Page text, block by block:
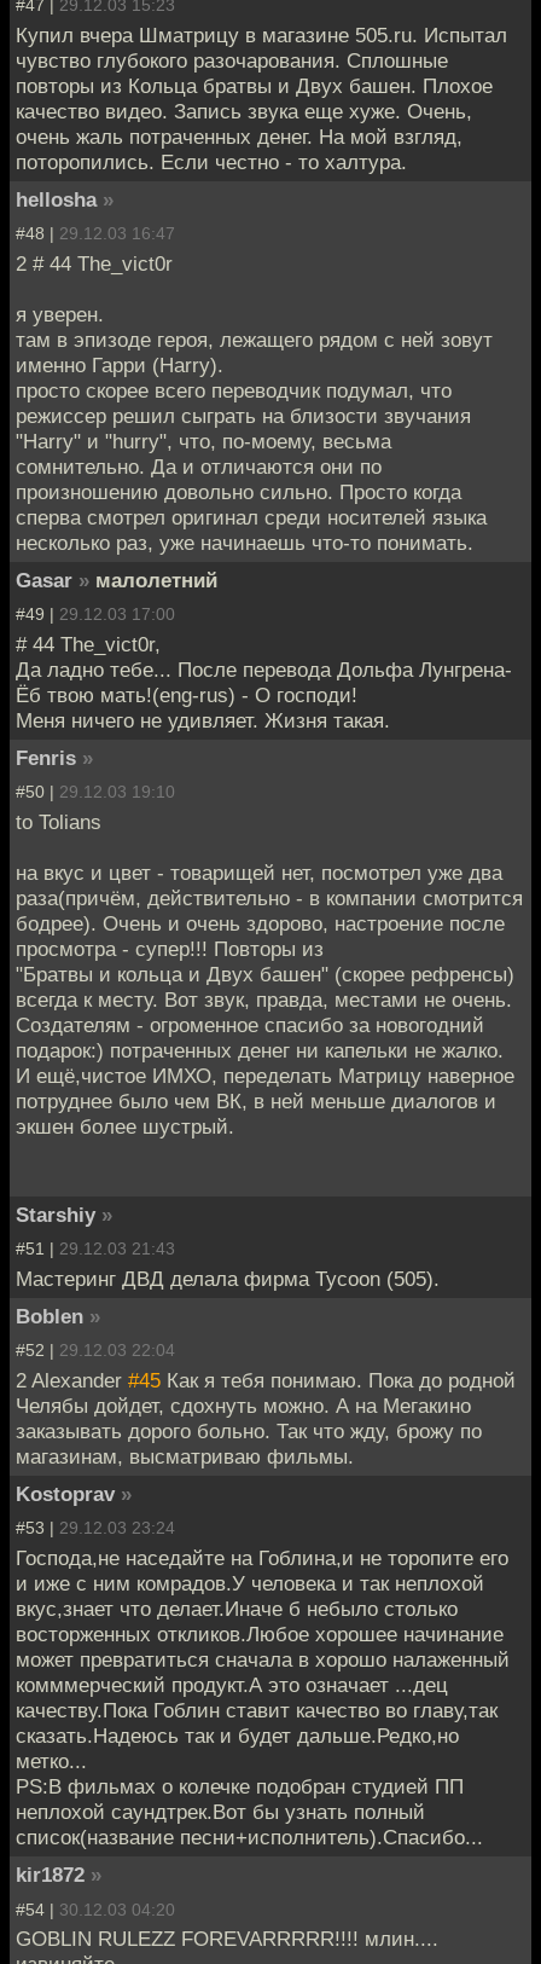
#47 | 29.12.03 15:23
Купил вчера Шматрицу в магазине 505.ru. Испытал
чувство глубокого разочарования. Сплошные
повторы из Кольца братвы и Двух башен. Плохое
качество видео. Запись звука еще хуже. Очень,
очень жаль потраченных денег. На мой взгляд,
поторопились. Если честно - то халтура.
hellosha »
#48 | 29.12.03 16:47
2 # 44 The_vict0r
я уверен.
там в эпизоде героя, лежащего рядом с ней зовут
именно Гарри (Harry).
просто скорее всего переводчик подумал, что
режиссер решил сыграть на близости звучания
"Harry" и "hurry", что, по-моему, весьма
сомнительно. Да и отличаются они по
произношению довольно сильно. Просто когда
сперва смотрел оригинал среди носителей языка
несколько раз, уже начинаешь что-то понимать.
Gasar » малолетний
#49 | 29.12.03 17:00
# 44 The_vict0r,
Да ладно тебе... После перевода Дольфа Лунгрена-
Ёб твою мать!(eng-rus) - О господи!
Меня ничего не удивляет. Жизня такая.
Fenris »
#50 | 29.12.03 19:10
to Tolians
на вкус и цвет - товарищей нет, посмотрел уже два
раза(причём, действительно - в компании смотрится
бодрее). Очень и очень здорово, настроение после
просмотра - супер!!! Повторы из
"Братвы и кольца и Двух башен" (скорее рефренсы)
всегда к месту. Вот звук, правда, местами не очень.
Создателям - огроменное спасибо за новогодний
подарок:) потраченных денег ни капельки не жалко.
И ещё,чистое ИМХО, переделать Матрицу наверное
потруднее было чем ВК, в ней меньше диалогов и
экшен более шустрый.
Starshiy »
#51 | 29.12.03 21:43
Мастеринг ДВД делала фирма Tycoon (505).
Boblen »
#52 | 29.12.03 22:04
2 Alexander #45 Как я тебя понимаю. Пока до родной
Челябы дойдет, сдохнуть можно. А на Мегакино
заказывать дорого больно. Так что жду, брожу по
магазинам, высматриваю фильмы.
Kostoprav »
#53 | 29.12.03 23:24
Господа,не наседайте на Гоблина,и не торопите его
и иже с ним комрадов.У человека и так неплохой
вкус,знает что делает.Иначе б небыло столько
восторженных откликов.Любое хорошее начинание
может превратиться сначала в хорошо налаженный
комммерческий продукт.А это означает ...дец
качеству.Пока Гоблин ставит качество во главу,так
сказать.Надеюсь так и будет дальше.Редко,но
метко...
PS:В фильмах о колечке подобран студией ПП
неплохой саундтрек.Вот бы узнать полный
список(название песни+исполнитель).Спасибо...
kir1872 »
#54 | 30.12.03 04:20
GOBLIN RULEZZ FOREVARRRRR!!!! млин....